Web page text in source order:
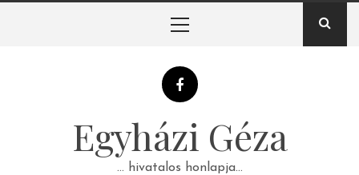
Egyházi Géza
… hivatalos honlapja…